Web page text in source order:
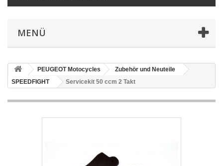
MENÜ
PEUGEOT Motocycles
Zubehör und Neuteile
SPEEDFIGHT
Servicekit 50 ccm 2 Takt